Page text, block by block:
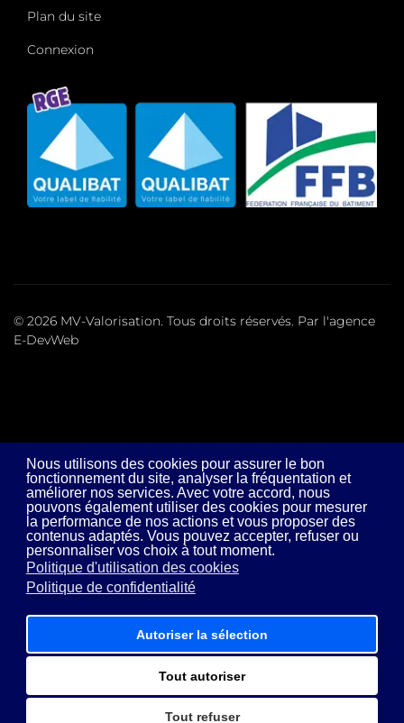
Nous utilisons des cookies pour assurer le bon
fonctionnement du site, analyser la fréquentation et
améliorer nos services. Avec votre accord, nous
pouvons également utiliser des cookies pour mesurer
la performance de nos actions et vous proposer des
contenus adaptés. Vous pouvez accepter, refuser ou
personnaliser vos choix à tout moment.
Politique d'utilisation des cookies
Politique de confidentialité
Autoriser la sélection
Tout autoriser
Tout refuser
Plan du site
Connexion
© 2026 MV-Valorisation. Tous droits réservés. Par l'agence
E-DevWeb